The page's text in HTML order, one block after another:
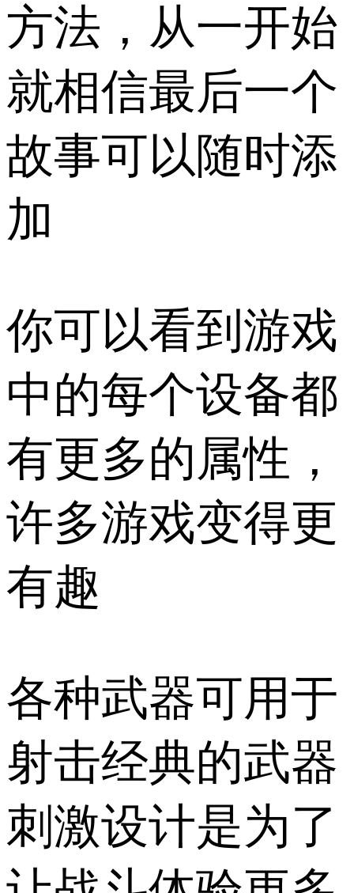
方法，从一开始
就相信最后一个
故事可以随时添
加
你可以看到游戏
中的每个设备都
有更多的属性，
许多游戏变得更
有趣
各种武器可用于
射击经典的武器
刺激设计是为了